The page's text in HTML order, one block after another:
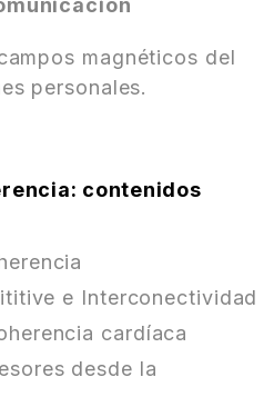
magnéticos del
personales.
contenidos
e Interconectividad
cardíaca
desde la